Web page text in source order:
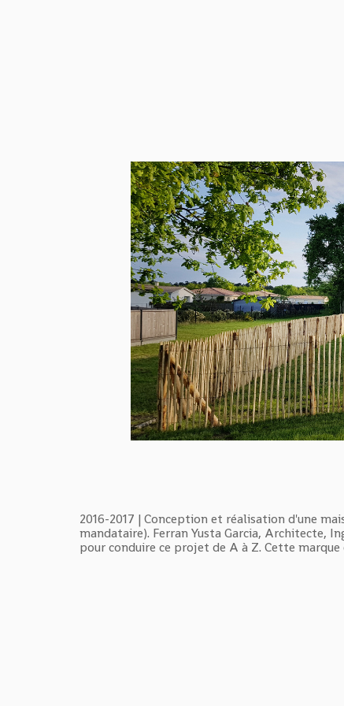
2016-2017 | Conception et réalisation d'une
mandataire). Ferran Yusta Garcia, Architecte,
pour conduire ce projet de A à Z. Cette